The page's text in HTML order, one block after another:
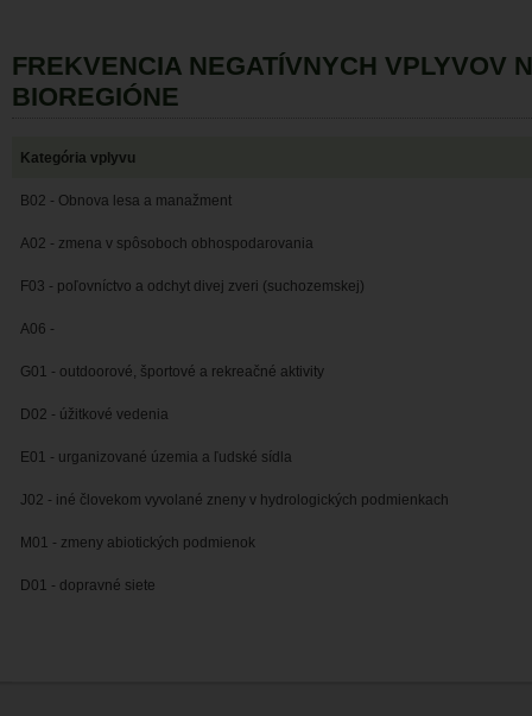
FREKVENCIA NEGATÍVNYCH VPLYVOV
BIOREGIÓNE
Kategória vplyvu
B02 - Obnova lesa a manažment
A02 - zmena v spôsoboch obhospodarovania
F03 - poľovníctvo a odchyt divej zveri (suchozemskej)
A06 -
G01 - outdoorové, športové a rekreačné aktivity
D02 - úžitkové vedenia
E01 - urganizované územia a ľudské sídla
J02 - iné človekom vyvolané zneny v hydrologických podmienkach
M01 - zmeny abiotických podmienok
D01 - dopravné siete